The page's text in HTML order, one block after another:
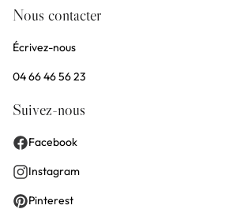
Nous contacter
Écrivez-nous
04 66 46 56 23
Suivez-nous
Facebook
Instagram
Pinterest